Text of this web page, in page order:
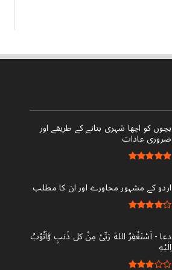
بچوں کو اچھا شہری بنانے کے طریقے اور
ضروری عادات
اردو کے مشہور محاورے اور ان کا مطلب
دعا - ‎اَسْتَغْفِرُ اللهَ رَبِّىْ مِنْ کل ذَنبٍ وَّاَتُوْبُ
اِلَيْهِ